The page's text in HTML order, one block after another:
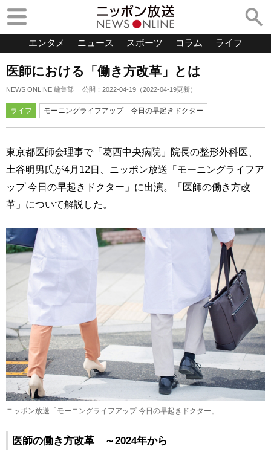
エンタメ ニュース スポーツ コラム ライフ
医師における「働き方改革」とは
NEWS ONLINE 編集部 公開： 2022-04-19 （2022-04-19更新）
ライフ モーニングライフアップ 今日の早起きドクター
東京都医師会理事で「葛西中央病院」院長の整形外科医、
土谷明男氏が4月12日、ニッポン放送「モーニングライフア
ップ 今日の早起きドクター」に出演。「医師の働き方改
革」について解説した。
ニッポン放送「モーニングライフアップ 今日の早起きドクター」
医師の働き方改革 ～2024年から